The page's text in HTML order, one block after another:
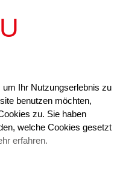
Ihr Nutzungserlebnis zu
benutzen möchten,
zu. Sie haben
welche Cookies gesetzt
erfahren.
& Schädlingsbekämpfung